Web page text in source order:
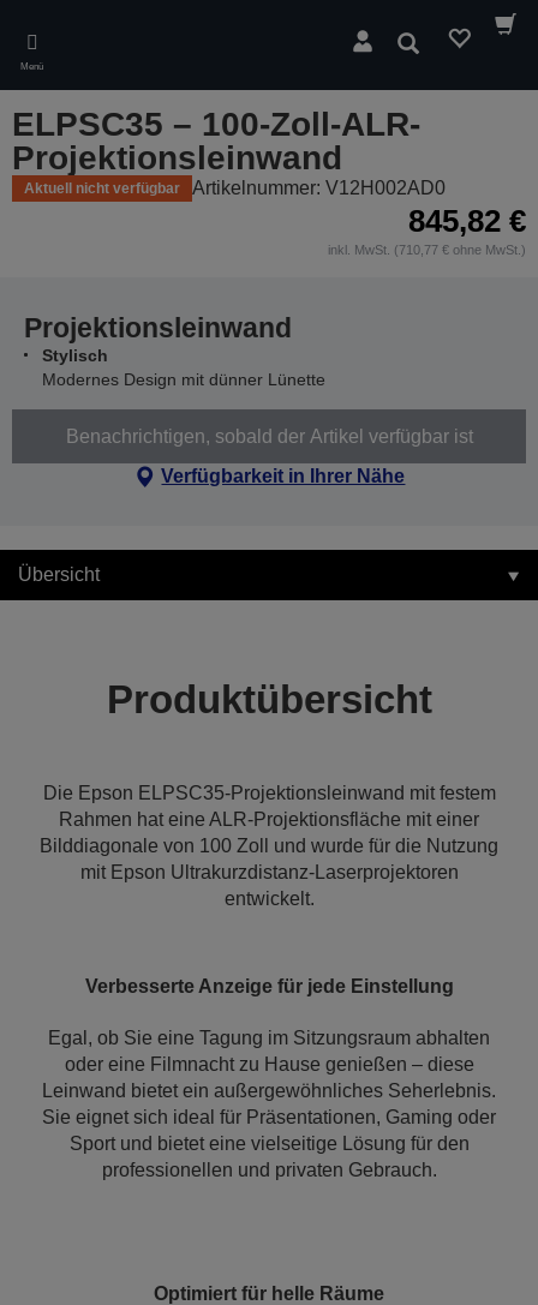
main
content
Menü
Suchen
ELPSC35 – 100-Zoll-ALR-
Projektionsleinwand
Aktuell nicht verfügbar Artikelnummer: V12H002AD0
845,82 €
inkl. MwSt. (710,77 € ohne MwSt.)
Projektionsleinwand
Stylisch
Modernes Design mit dünner Lünette
Benachrichtigen, sobald der Artikel verfügbar ist
Verfügbarkeit in Ihrer Nähe
Übersicht
Produktübersicht
Die Epson ELPSC35-Projektionsleinwand mit festem
Rahmen hat eine ALR-Projektionsfläche mit einer
Bilddiagonale von 100 Zoll und wurde für die Nutzung
mit Epson Ultrakurzdistanz-Laserprojektoren
entwickelt.
Verbesserte Anzeige für jede Einstellung
Egal, ob Sie eine Tagung im Sitzungsraum abhalten
oder eine Filmnacht zu Hause genießen – diese
Leinwand bietet ein außergewöhnliches Seherlebnis.
Sie eignet sich ideal für Präsentationen, Gaming oder
Sport und bietet eine vielseitige Lösung für den
professionellen und privaten Gebrauch.
Optimiert für helle Räume